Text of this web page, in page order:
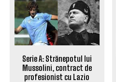
Serie A: Strănepotul lui
Mussolini, contract de
profesionist cu Lazio